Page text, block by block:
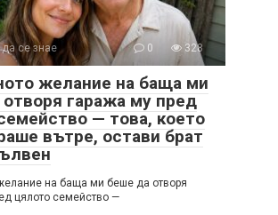
се знае 0 328
желание на баща ми
гаража му пред
— това, което
вътре, остави брат
на баща ми беше да отворя
цялото семейство —